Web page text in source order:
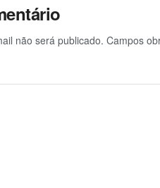
não será publicado. Campos